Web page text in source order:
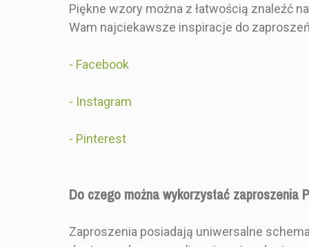
Piękne wzory można z łatwością znaleźć
Wam najciekawsze inspiracje do
- Facebook
- Instagram
- Pinterest
Do czego można wykorzystać zaproszenia
Zaproszenia posiadają uniwersalne
RODZAJ
SKŁADANIA